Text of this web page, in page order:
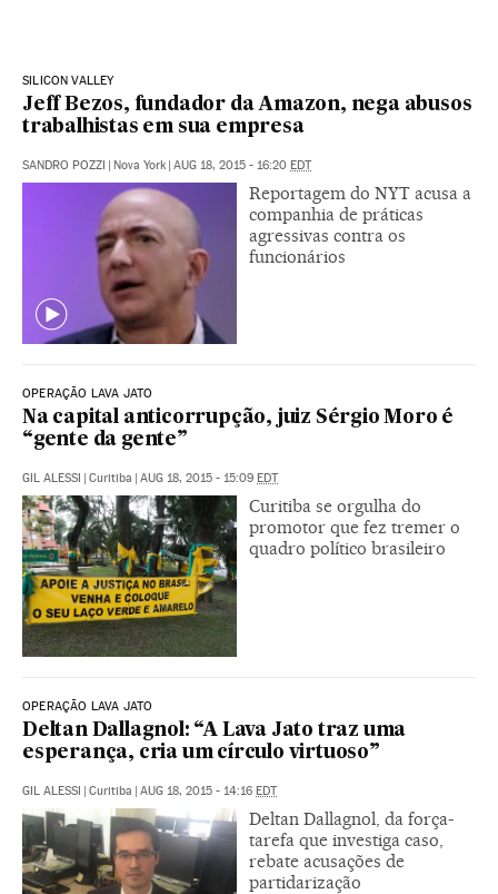
SILICON VALLEY
Jeff Bezos, fundador da Amazon, nega abusos
trabalhistas em sua empresa
SANDRO POZZI | Nova York | AUG 18, 2015 - 16:20 EDT
Reportagem do NYT acusa a
companhia de práticas
agressivas contra os
funcionários
OPERAÇÃO LAVA JATO
Na capital anticorrupção, juiz Sérgio Moro é
“gente da gente”
GIL ALESSI | Curitiba | AUG 18, 2015 - 15:09 EDT
Curitiba se orgulha do
promotor que fez tremer o
quadro político brasileiro
OPERAÇÃO LAVA JATO
Deltan Dallagnol: “A Lava Jato traz uma
esperança, cria um círculo virtuoso”
GIL ALESSI | Curitiba | AUG 18, 2015 - 14:16 EDT
Deltan Dallagnol, da força-
tarefa que investiga caso,
rebate acusações de
partidarização